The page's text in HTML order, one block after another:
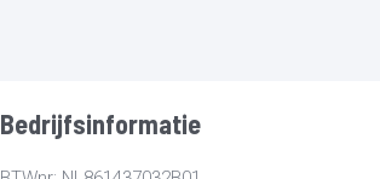
Bedrijfsinformatie